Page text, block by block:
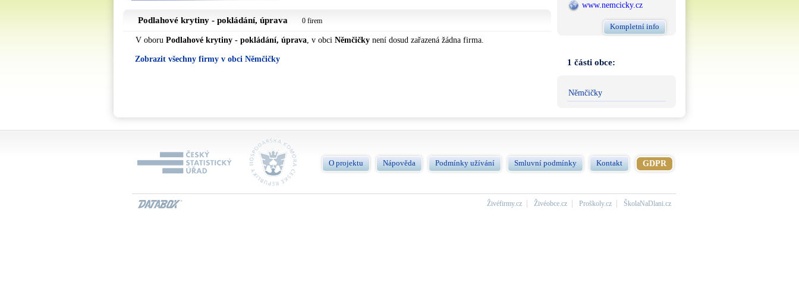
Podlahové krytiny - pokládání, úprava 0 firem
V oboru Podlahové krytiny - pokládání, úprava, v obci Němčičky není dosud zařazená žádna firma.
Zobrazit všechny firmy v obci Němčičky
www.nemcicky.cz
Kompletní info
1 části obce:
Němčičky
O projektu Nápověda Podmínky užívání Smluvní podmínky Kontakt GDPR
Živéfirmy.cz Živéobce.cz Proškoly.cz ŠkolaNaDlani.cz